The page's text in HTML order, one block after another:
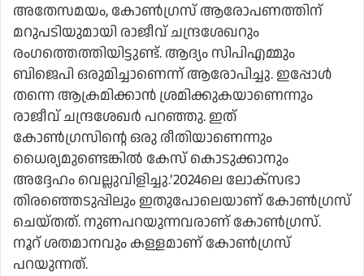
അതേസമയം, കോൺഗ്രസ് ആരോപണത്തിന്
മറുപടിയുമായി രാജീവ് ചന്ദ്രശേഖറും
രംഗത്തെത്തിയിട്ടുണ്ട്. ആദ്യം സിപിഎമ്മും
ബിജെപി ഒരുമിച്ചാണെന്ന് ആരോപിച്ചു. ഇപ്പോൾ
തന്നെ ആക്രമിക്കാൻ ശ്രമിക്കുകയാണെന്നും
രാജീവ് ചന്ദ്രശേഖർ പറഞ്ഞു. ഇത്
കോൺഗ്രസിന്റെ ഒരു രീതിയാണെന്നും
ധെെര്യമുണ്ടെങ്കിൽ കേസ് കൊടുക്കാനും
അദ്ദേഹം വെല്ലുവിളിച്ചു.’2024ലെ ലോക്സഭാ
തിരഞ്ഞെടുപ്പിലും ഇതുപോലെയാണ് കോൺഗ്രസ്
ചെയ്തത്. നുണപറയുന്നവരാണ് കോൺഗ്രസ്.
നൂറ് ശതമാനവും കള്ളമാണ് കോൺഗ്രസ്
പറയുന്നത്.